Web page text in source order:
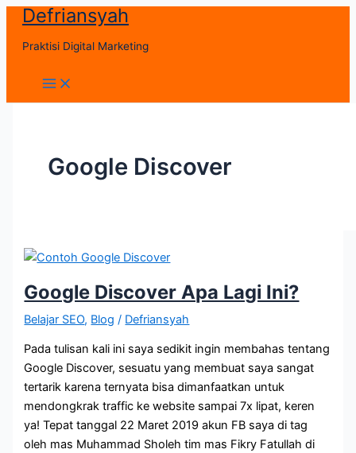
Skip
content
Defriansyah
Praktisi Digital Marketing
Main
Menu
Google Discover
Google Discover Apa Lagi Ini?
Belajar SEO, Blog / Defriansyah
Pada tulisan kali ini saya sedikit ingin membahas tentang
Google Discover, sesuatu yang membuat saya sangat
tertarik karena ternyata bisa dimanfaatkan untuk
mendongkrak traffic ke website sampai 7x lipat, keren
ya! Tepat tanggal 22 Maret 2019 akun FB saya di tag
oleh mas Muhammad Sholeh tim mas Fikry Fatullah di